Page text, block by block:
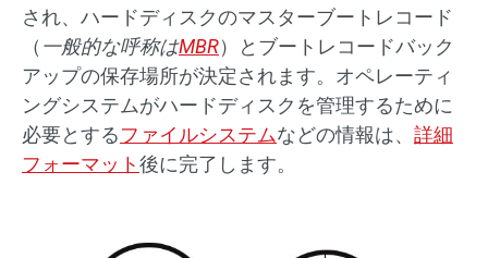
され、ハードディスクのマスターブートレコード
（ 一般的な呼称はMBR）とブートレコードバック
アップの保存場所が決定されます。オペレーティ
ングシステムがハードディスクを管理するために
必要とするファイルシステムなどの情報は、 詳細
フォーマット後に完了します。